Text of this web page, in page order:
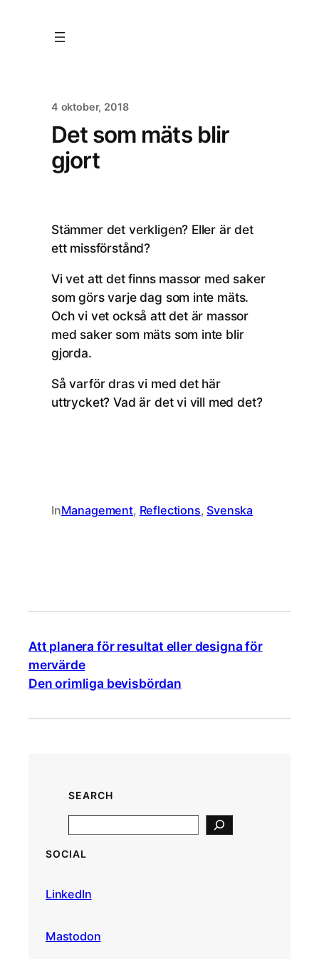
4 oktober, 2018
Det som mäts blir
gjort
Stämmer det verkligen? Eller är det
ett missförstånd?
Vi vet att det finns massor med saker
som görs varje dag som inte mäts.
Och vi vet också att det är massor
med saker som mäts som inte blir
gjorda.
Så varför dras vi med det här
uttrycket? Vad är det vi vill med det?
InManagement, Reflections, Svenska
Att planera för resultat eller designa för
mervärde
Den orimliga bevisbördan
SEARCH
a
c
SOCIAL
LinkedIn
Mastodon